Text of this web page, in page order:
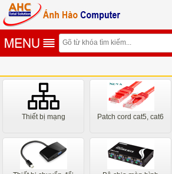
Thiết bị mạng Patch cord cat5, cat6